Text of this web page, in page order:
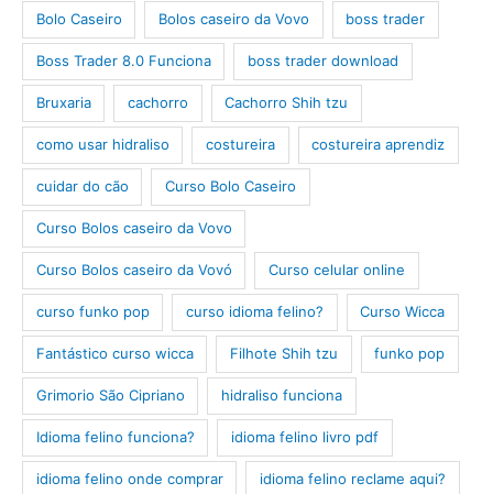
Bolo Caseiro Bolos caseiro da Vovo boss trader
Boss Trader 8.0 Funciona boss trader download
Bruxaria cachorro Cachorro Shih tzu
como usar hidraliso costureira costureira aprendiz
cuidar do cão Curso Bolo Caseiro
Curso Bolos caseiro da Vovo
Curso Bolos caseiro da Vovó Curso celular online
curso funko pop curso idioma felino? Curso Wicca
Fantástico curso wicca Filhote Shih tzu funko pop
Grimorio São Cipriano hidraliso funciona
Idioma felino funciona? idioma felino livro pdf
idioma felino onde comprar idioma felino reclame aqui?